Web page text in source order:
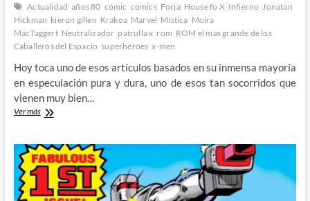
Actualidad años 80 cómic comics Forja House fo X Infierno Jonatan
Hickman kieron gillen Krakoa Marvel Mística Moira
MacTaggert Neutralizador patrulla x rom ROM el mas grande de los
Caballeros del Espacio superhéroes x-men
Hoy toca uno de esos artículos basados en su inmensa mayoría
en especulación pura y dura, uno de esos tan socorridos que
vienen muy bien…
Ver másEspeculando
loco
con
de